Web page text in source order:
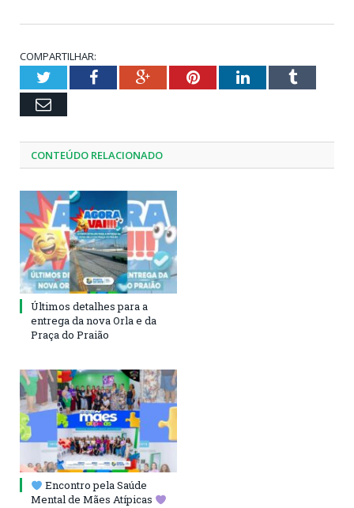
COMPARTILHAR:
TwitterFacebookGoogle+PinterestLinkedInTumblr
Email
CONTEÚDO RELACIONADO
Últimos detalhes para a
entrega da nova Orla e da
Praça do Praião
Encontro pela Saúde
Mental de Mães Atípicas